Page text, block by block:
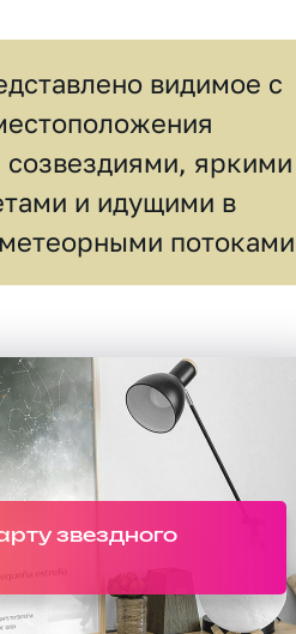
видимое c
созвездиями, яркими
и идущими в
звездного